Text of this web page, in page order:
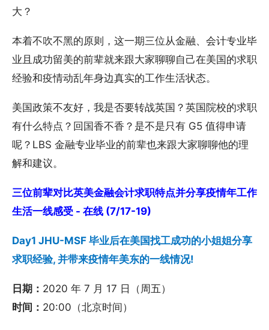
大？
本着不吹不黑的原则，这一期三位从金融、会计专业毕
业且成功留美的前辈就来跟大家聊聊自己在美国的求职
经验和疫情动乱年身边真实的工作生活状态。
美国政策不友好，我是否要转战英国？英国院校的求职
有什么特点？回国香不香？是不是只有 G5 值得申请
呢？LBS 金融专业毕业的前辈也来跟大家聊聊他的理
解和建议。
三位前辈对比英美金融会计求职特点并分享疫情年工作
生活一线感受 - 在线 (7/17-19)
Day1 JHU-MSF 毕业后在美国找工成功的小姐姐分享
求职经验, 并带来疫情年美东的一线情况!
日期： 2020 年 7 月 17 日（周五）
时间： 20:00（北京时间）